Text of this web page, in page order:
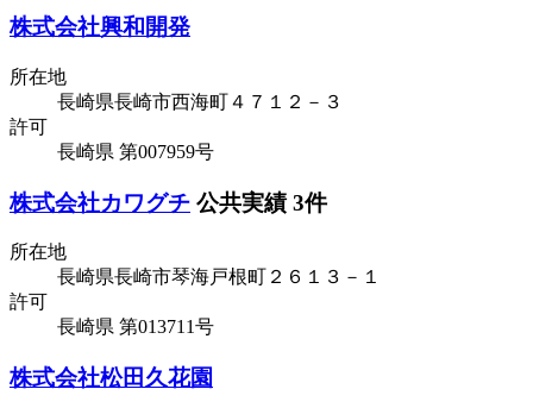
株式会社興和開発
所在地
長崎県長崎市西海町４７１２－３
許可
長崎県 第007959号
株式会社カワグチ 公共実績 3件
所在地
長崎県長崎市琴海戸根町２６１３－１
許可
長崎県 第013711号
株式会社松田久花園